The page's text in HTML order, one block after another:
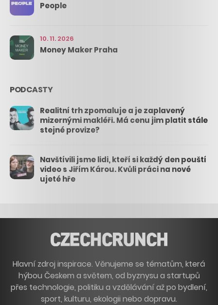
People
10. 11. 2026
Money Maker Praha
PODCASTY
Realitní trh zpomaluje a je zaplavený
mizernými makléři. Má cenu jim platit stále
stejné provize?
Navštívili jsme lidi, kteří si každý den pouští
video s Jiřím Károu. Kvůli práci na nové
ujeté hře
Hlavní zdroj inspirace. Věnujeme se tématům, která
hýbou Českem a světem, od byznysu a startupů
přes technologie, politiku a vzdělávání až po bydlení,
sport, kulturu, ekologii nebo dopravu.